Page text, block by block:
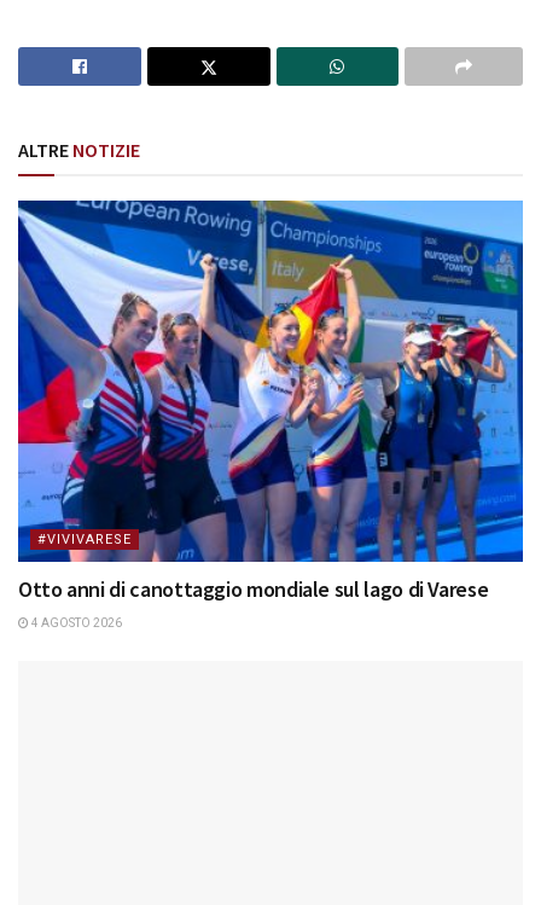
ALTRE NOTIZIE
#VIVIVARESE
Otto anni di canottaggio mondiale sul lago di Varese
4 AGOSTO 2026